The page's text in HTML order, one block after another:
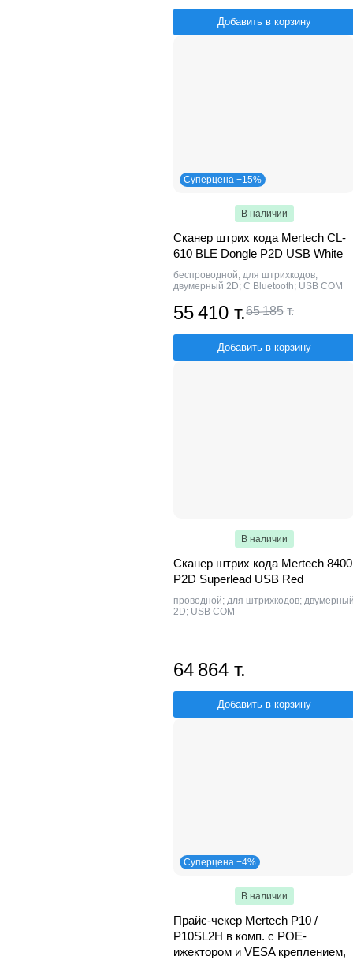
Добавить в корзину
Суперцена −15%
В наличии
Сканер штрих кода Mertech CL-
610 BLE Dongle P2D USB White
беспроводной; для штрихкодов;
двумерный 2D; С Bluetooth; USB COM
55 410 т.65 185 т.
Добавить в корзину
В наличии
Сканер штрих кода Mertech 8400
P2D Superlead USB Red
проводной; для штрихкодов;
2D; USB COM
64 864 т.
Добавить в корзину
Суперцена −4%
В наличии
Прайс-чекер Mertech P10 /
P10SL2H в комп. с POE-
ижектором и VESA креплением,